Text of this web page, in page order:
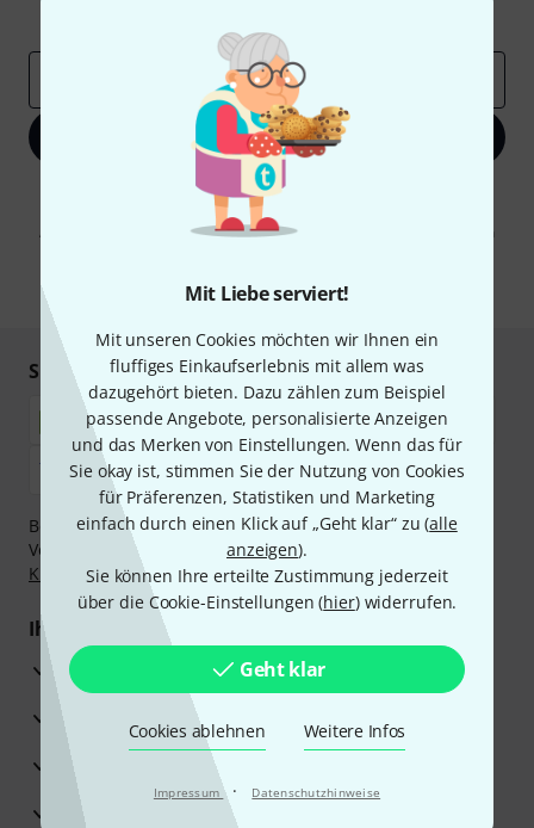
Mit Liebe serviert!
Mit unseren Cookies möchten wir Ihnen ein
fluffiges Einkaufserlebnis mit allem was
dazugehört bieten. Dazu zählen zum Beispiel
passende Angebote, personalisierte Anzeigen
und das Merken von Einstellungen. Wenn das für
Sie okay ist, stimmen Sie der Nutzung von Cookies
für Präferenzen, Statistiken und Marketing
einfach durch einen Klick auf „Geht klar“ zu (alle
anzeigen).
Sie können Ihre erteilte Zustimmung jederzeit
über die Cookie-Einstellungen (hier) widerrufen.
Geht klar
Cookies ablehnen Weitere Infos
Impressum · Datenschutzhinweise
Jetzt anmelden
Mit Klick auf „Jetzt anmelden“ stimmen Sie dem Erhalt von E-Mail-
Werbung und einer Messung des E-Mail-Nutzungsverhaltens zu. Die
Abmeldung ist jederzeit möglich. Weitere Informationen finden Sie in
* Pflichtfeld
Sicher einkaufen & bezahlen
Bezahlen Sie vertraulich und sicher per Nachnahme,
Vorkasse, PayPal, Amazon Pay,Klarna Sofort bezahlen
Klarna Ratenzahlungoder Kreditkarte.
Ihre Vorteile
3 Jahre Thomann Garantie
30 Tage Money-Back-Garantie
Beratung durch Fachexperten